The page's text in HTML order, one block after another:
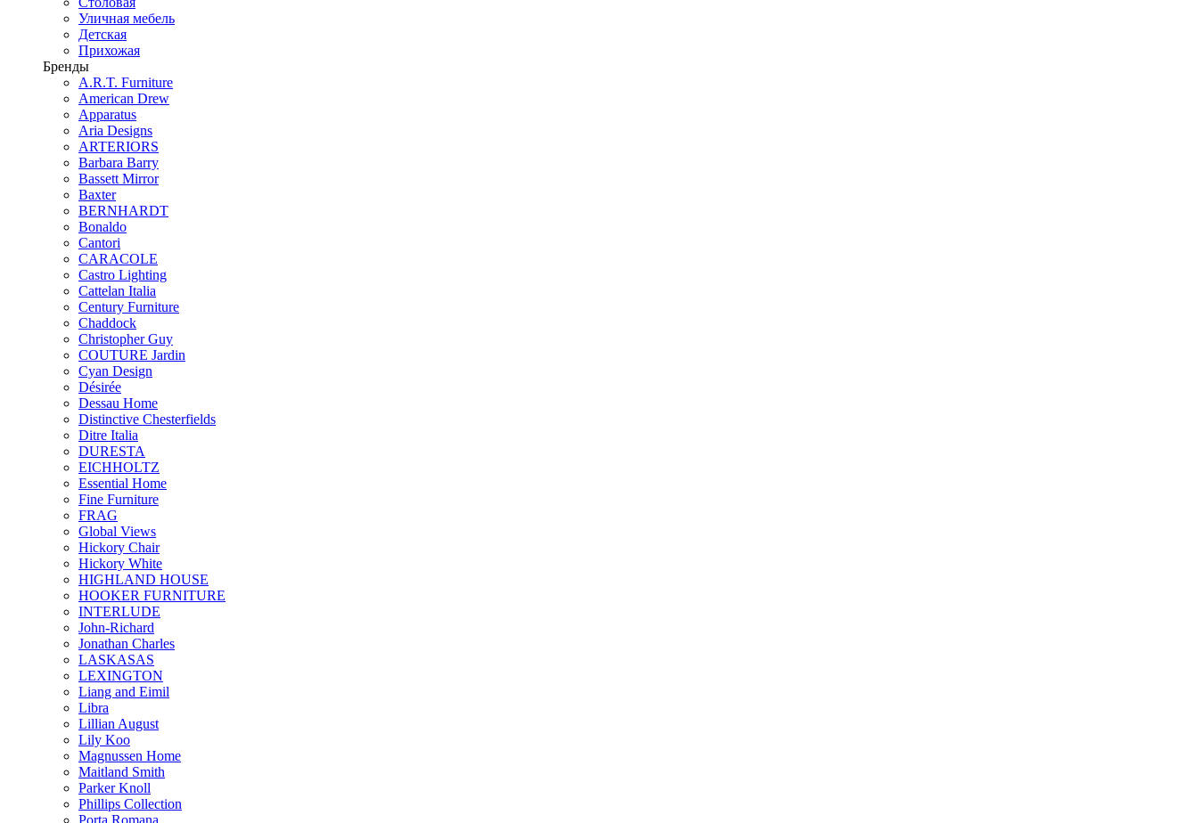
Уличная мебель
Детская
Прихожая
Бренды
A.R.T. Furniture
American Drew
Apparatus
Aria Designs
ARTERIORS
Barbara Barry
Bassett Mirror
Baxter
BERNHARDT
Bonaldo
Cantori
CARACOLE
Castro Lighting
Cattelan Italia
Century Furniture
Chaddock
Christopher Guy
COUTURE Jardin
Cyan Design
Désirée
Dessau Home
Distinctive Chesterfields
Ditre Italia
DURESTA
EICHHOLTZ
Essential Home
Fine Furniture
FRAG
Global Views
Hickory Chair
Hickory White
HIGHLAND HOUSE
HOOKER FURNITURE
INTERLUDE
John-Richard
Jonathan Charles
LASKASAS
LEXINGTON
Liang and Eimil
Libra
Lillian August
Lily Koo
Magnussen Home
Maitland Smith
Parker Knoll
Phillips Collection
Porta Romana